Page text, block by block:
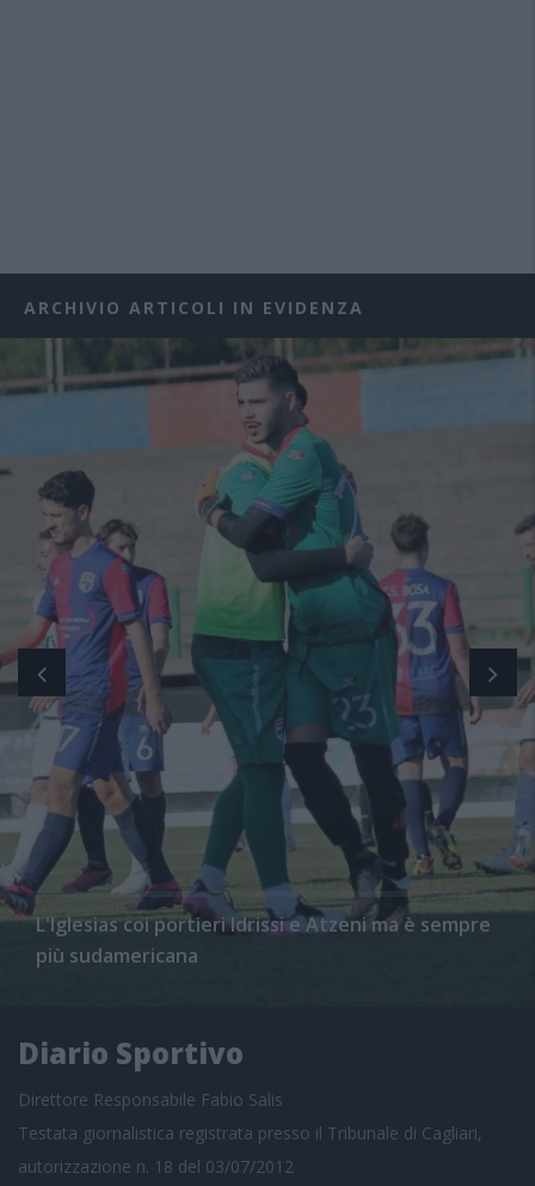
ARCHIVIO ARTICOLI IN EVIDENZA
L'Iglesias coi portieri Idrissi e Atzeni ma è sempre
più sudamericana
Diario Sportivo
Direttore Responsabile Fabio Salis
Testata giornalistica registrata presso il Tribunale di Cagliari,
autorizzazione n. 18 del 03/07/2012